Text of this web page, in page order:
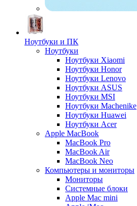
Ноутбуки и ПК
Ноутбуки
Ноутбуки Xiaomi
Ноутбуки Honor
Ноутбуки Lenovo
Ноутбуки ASUS
Ноутбуки MSI
Ноутбуки Machenike
Ноутбуки Huawei
Ноутбуки Acer
Apple MacBook
MacBook Pro
MacBook Air
MacBook Neo
Компьютеры и мониторы
Мониторы
Системные блоки
Apple Mac mini